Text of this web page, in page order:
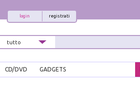
registrati
login
CD/DVD GADGETS